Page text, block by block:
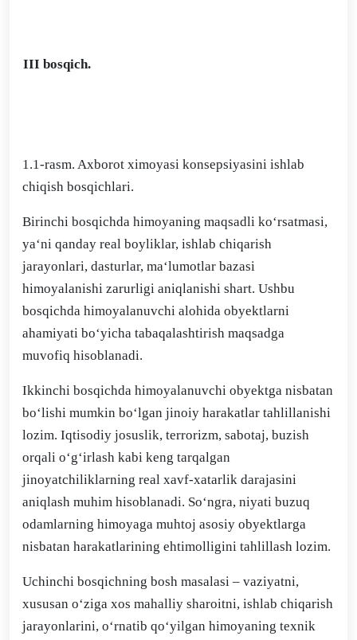
III bosqich.
1.1-rasm. Axborot ximoyasi konsepsiyasini ishlab
chiqish bosqichlari.
Birinchi bosqichda himoyaning maqsadli ko‘rsatmasi,
ya‘ni qanday real boyliklar, ishlab chiqarish
jarayonlari, dasturlar, ma‘lumotlar bazasi
himoyalanishi zarurligi aniqlanishi shart. Ushbu
bosqichda himoyalanuvchi alohida obyektlarni
ahamiyati bo‘yicha tabaqalashtirish maqsadga
muvofiq hisoblanadi.
Ikkinchi bosqichda himoyalanuvchi obyektga nisbatan
bo‘lishi mumkin bo‘lgan jinoiy harakatlar tahlillanishi
lozim. Iqtisodiy josuslik, terrorizm, sabotaj, buzish
orqali o‘g‘irlash kabi keng tarqalgan
jinoyatchiliklarning real xavf-xatarlik darajasini
aniqlash muhim hisoblanadi. So‘ngra, niyati buzuq
odamlarning himoyaga muhtoj asosiy obyektlarga
nisbatan harakatlarining ehtimolligini tahlillash lozim.
Uchinchi bosqichning bosh masalasi – vaziyatni,
xususan o‘ziga xos mahalliy sharoitni, ishlab chiqarish
jarayonlarini, o‘rnatib qo‘yilgan himoyaning texnik